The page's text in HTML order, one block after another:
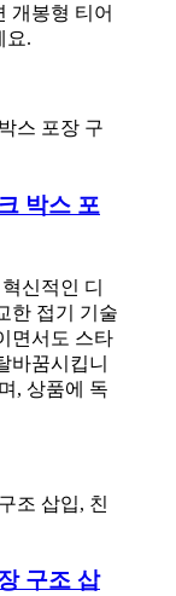
개봉형 티어
요.
박스 포
신적인 디
한 접기 기술
면서도 스타
바꿈시킵니
, 상품에 독
구조 삽